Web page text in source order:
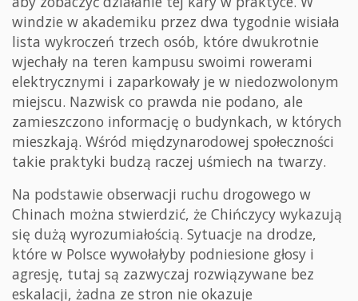
windzie w akademiku przez dwa tygodnie wisiała
lista wykroczeń trzech osób, które dwukrotnie
wjechały na teren kampusu swoimi rowerami
elektrycznymi i zaparkowały je w niedozwolonym
miejscu. Nazwisk co prawda nie podano, ale
zamieszczono informację o budynkach, w których
mieszkają. Wśród międzynarodowej społeczności
takie praktyki budzą raczej uśmiech na twarzy.
Na podstawie obserwacji ruchu drogowego w
Chinach można stwierdzić, że Chińczycy wykazują
się dużą wyrozumiałością. Sytuacje na drodze,
które w Polsce wywołałyby podniesione głosy i
agresję, tutaj są zazwyczaj rozwiązywane bez
eskalacji, żadna ze stron nie okazuje